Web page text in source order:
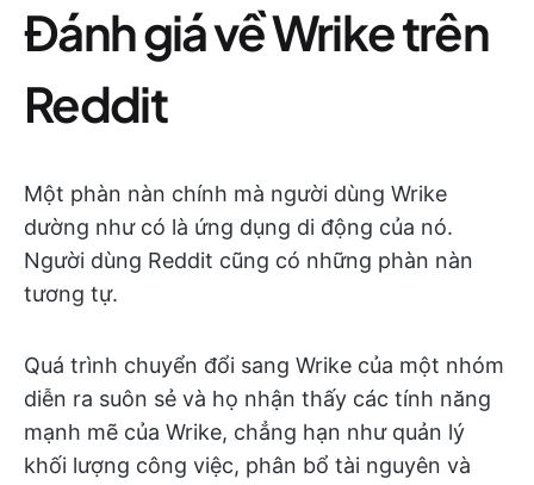
Đánh giá về Wrike trên
Reddit
Một phàn nàn chính mà người dùng Wrike
dường như có là ứng dụng di động của nó.
Người dùng Reddit cũng có những phàn nàn
tương tự.
Quá trình chuyển đổi sang Wrike của một nhóm
diễn ra suôn sẻ và họ nhận thấy các tính năng
mạnh mẽ của Wrike, chẳng hạn như quản lý
khối lượng công việc, phân bổ tài nguyên và